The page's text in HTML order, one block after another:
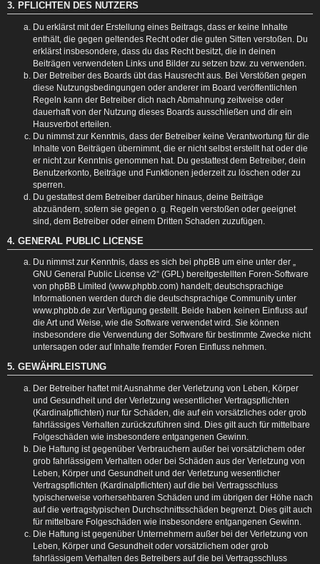
3. PFLICHTEN DES NUTZERS
Du erklärst mit der Erstellung eines Beitrags, dass er keine Inhalte
enthält, die gegen geltendes Recht oder die guten Sitten verstoßen. Du
erklärst insbesondere, dass du das Recht besitzt, die in deinen
Beiträgen verwendeten Links und Bilder zu setzen bzw. zu verwenden.
Der Betreiber des Boards übt das Hausrecht aus. Bei Verstößen gegen
diese Nutzungsbedingungen oder anderer im Board veröffentlichten
Regeln kann der Betreiber dich nach Abmahnung zeitweise oder
dauerhaft von der Nutzung dieses Boards ausschließen und dir ein
Hausverbot erteilen.
Du nimmst zur Kenntnis, dass der Betreiber keine Verantwortung für die
Inhalte von Beiträgen übernimmt, die er nicht selbst erstellt hat oder die
er nicht zur Kenntnis genommen hat. Du gestattest dem Betreiber, dein
Benutzerkonto, Beiträge und Funktionen jederzeit zu löschen oder zu
sperren.
Du gestattest dem Betreiber darüber hinaus, deine Beiträge
abzuändern, sofern sie gegen o. g. Regeln verstoßen oder geeignet
sind, dem Betreiber oder einem Dritten Schaden zuzufügen.
4. GENERAL PUBLIC LICENSE
Du nimmst zur Kenntnis, dass es sich bei phpBB um eine unter der „
GNU General Public License v2“ (GPL) bereitgestellten Foren-Software
von phpBB Limited (www.phpbb.com) handelt; deutschsprachige
Informationen werden durch die deutschsprachige Community unter
www.phpbb.de zur Verfügung gestellt. Beide haben keinen Einfluss auf
die Art und Weise, wie die Software verwendet wird. Sie können
insbesondere die Verwendung der Software für bestimmte Zwecke nicht
untersagen oder auf Inhalte fremder Foren Einfluss nehmen.
5. GEWÄHRLEISTUNG
Der Betreiber haftet mit Ausnahme der Verletzung von Leben, Körper
und Gesundheit und der Verletzung wesentlicher Vertragspflichten
(Kardinalpflichten) nur für Schäden, die auf ein vorsätzliches oder grob
fahrlässiges Verhalten zurückzuführen sind. Dies gilt auch für mittelbare
Folgeschäden wie insbesondere entgangenen Gewinn.
Die Haftung ist gegenüber Verbrauchern außer bei vorsätzlichem oder
grob fahrlässigem Verhalten oder bei Schäden aus der Verletzung von
Leben, Körper und Gesundheit und der Verletzung wesentlicher
Vertragspflichten (Kardinalpflichten) auf die bei Vertragsschluss
typischerweise vorhersehbaren Schäden und im übrigen der Höhe nach
auf die vertragstypischen Durchschnittsschäden begrenzt. Dies gilt auch
für mittelbare Folgeschäden wie insbesondere entgangenen Gewinn.
Die Haftung ist gegenüber Unternehmern außer bei der Verletzung von
Leben, Körper und Gesundheit oder vorsätzlichem oder grob
fahrlässigem Verhalten des Betreibers auf die bei Vertragsschluss